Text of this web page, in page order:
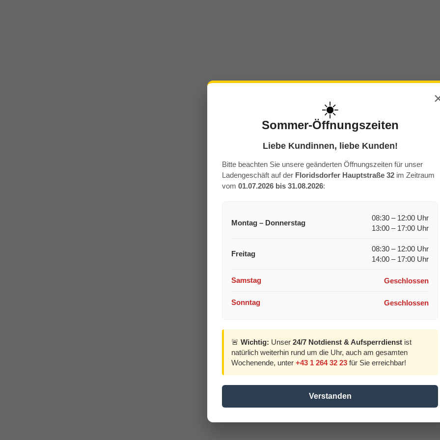
☀️
Sommer-Öffnungszeiten
Liebe Kundinnen, liebe Kunden!
Bitte beachten Sie unsere geänderten Öffnungszeiten für unser
Ladengeschäft auf der Floridsdorfer Hauptstraße 32 im Zeitraum
vom 01.07.2026 bis 31.08.2026:
Montag – Donnerstag
08:30 – 12:00 Uhr
13:00 – 17:00 Uhr
Freitag
08:30 – 12:00 Uhr
14:00 – 17:00 Uhr
Samstag Geschlossen
Sonntag Geschlossen
🚨 Wichtig: Unser 24/7 Notdienst & Aufsperrdienst ist
natürlich weiterhin rund um die Uhr, auch am gesamten
Wochenende, unter +43 1 264 32 23 für Sie erreichbar!
Verstanden